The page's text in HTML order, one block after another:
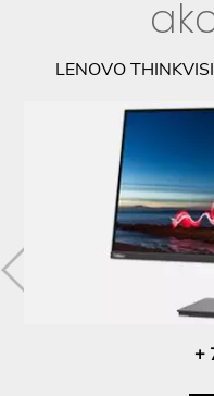
LENOVO
+